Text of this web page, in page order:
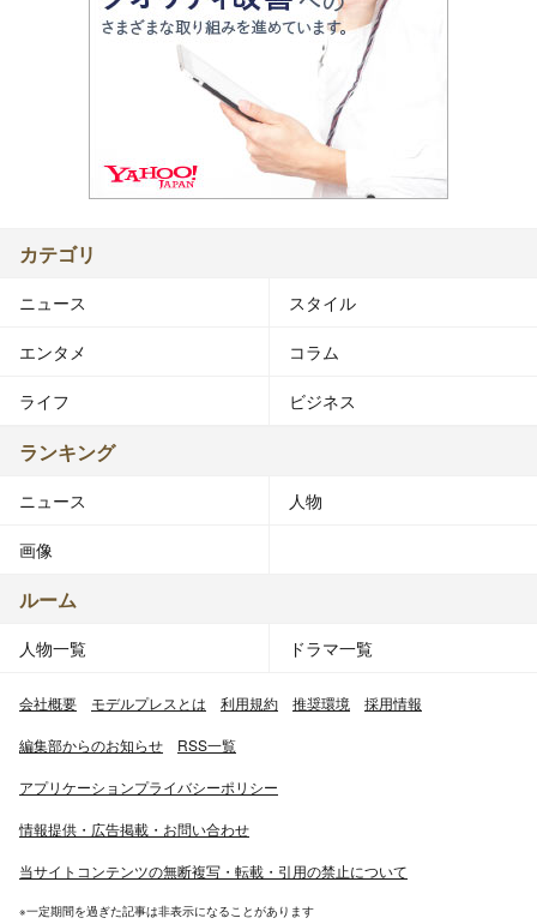
カテゴリ
ニュース スタイル
エンタメ コラム
ライフ ビジネス
ランキング
ニュース 人物
画像
ルーム
人物一覧 ドラマ一覧
会社概要 モデルプレスとは 利用規約 推奨環境 採用情報
編集部からのお知らせ RSS一覧
アプリケーションプライバシーポリシー
情報提供・広告掲載・お問い合わせ
当サイトコンテンツの無断複写・転載・引用の禁止について
※一定期間を過ぎた記事は非表示になることがあります